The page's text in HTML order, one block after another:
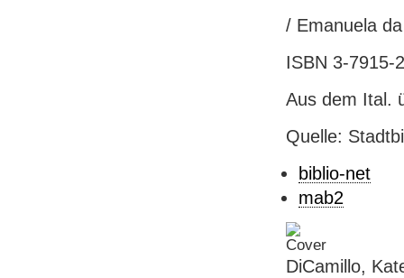
/ Emanuela
ISBN 3-7915-
Aus dem Ital.
Quelle:
biblio-net
mab2
DiCamillo,